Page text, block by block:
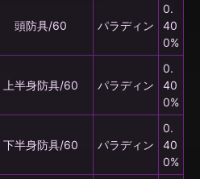
頭防具/60 パラディン
0.
40
0%
上半身防具/60 パラディン
0.
40
0%
下半身防具/60 パラディン
0.
40
0%